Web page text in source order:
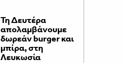
Τη Δευτέρα
απολαμβάνουμε
δωρεάν burger και
μπίρα, στη
Λευκωσία